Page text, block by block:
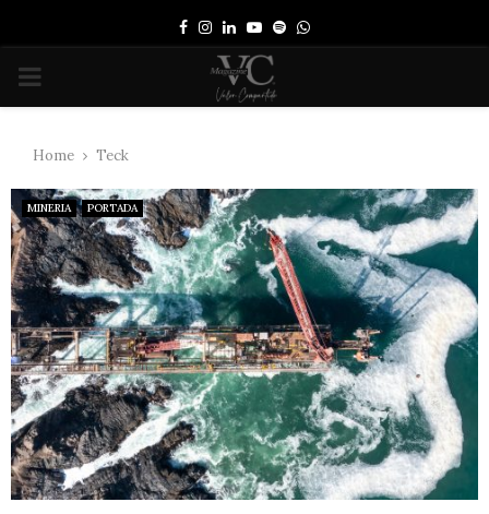
Facebook
Instagram
LinkedinYoutube
SpotifyWhatsapp
PRIMARY
Home Teck
MINERIA PORTADA